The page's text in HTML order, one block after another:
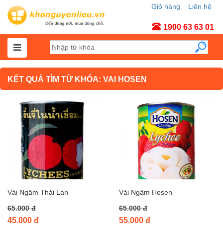
Liên hệ
Giỏ hàng
1900 63 63 01
KẾT QUẢ TÌM TỪ KHÓA: VAI HOSEN
Vải Ngâm Thái Lan
65.000 đ
45.000 đ
Vải Ngâm Hosen
65.000 đ
55.000 đ